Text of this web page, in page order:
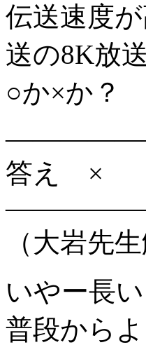
伝送速度
送の8K放
○か×か？
答え ×
（大岩先生
いやー長
普段から